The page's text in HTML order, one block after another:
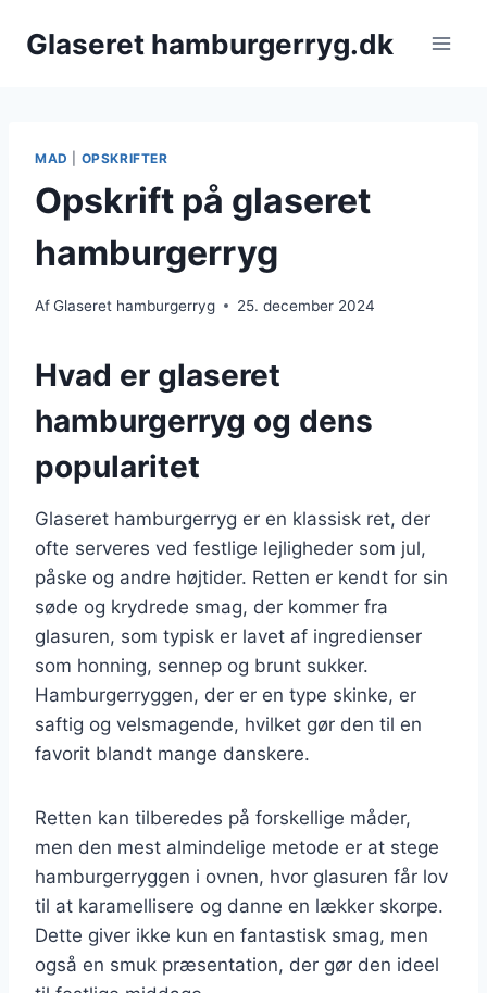
Glaseret hamburgerryg.dk
MAD OPSKRIFTER
Opskrift på glaseret
hamburgerryg
AfGlaseret hamburgerryg 25. december 2024
Hvad er glaseret
hamburgerryg og dens
popularitet
Glaseret hamburgerryg er en klassisk ret, der
ofte serveres ved festlige lejligheder som jul,
påske og andre højtider. Retten er kendt for sin
søde og krydrede smag, der kommer fra
glasuren, som typisk er lavet af ingredienser
som honning, sennep og brunt sukker.
Hamburgerryggen, der er en type skinke, er
saftig og velsmagende, hvilket gør den til en
favorit blandt mange danskere.
Retten kan tilberedes på forskellige måder,
men den mest almindelige metode er at stege
hamburgerryggen i ovnen, hvor glasuren får lov
til at karamellisere og danne en lækker skorpe.
Dette giver ikke kun en fantastisk smag, men
også en smuk præsentation, der gør den ideel